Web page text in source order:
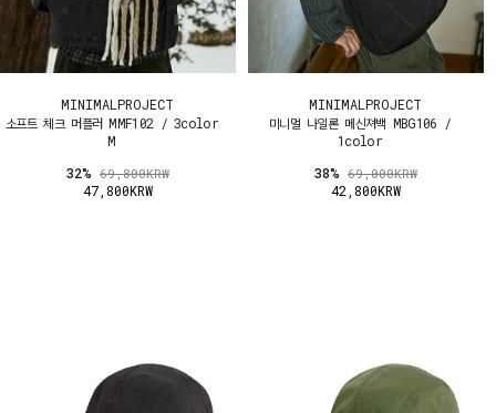
MINIMALPROJECT
소프트 체크 머플러 MMF102 / 3color
M
32% 69,800KRW
47,800KRW
MINIMALPROJECT
미니멀 나일론 메신져백 MBG106 /
1color
38% 69,000KRW
42,800KRW